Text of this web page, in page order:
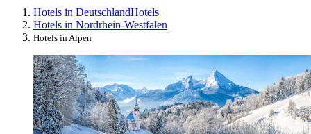
Hotels in DeutschlandHotels
Hotels in Nordrhein-Westfalen
Hotels in Alpen